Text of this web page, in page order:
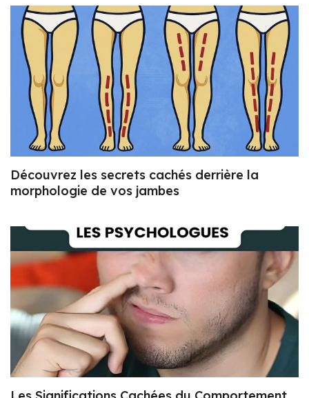
Découvrez les secrets cachés derrière la
morphologie de vos jambes